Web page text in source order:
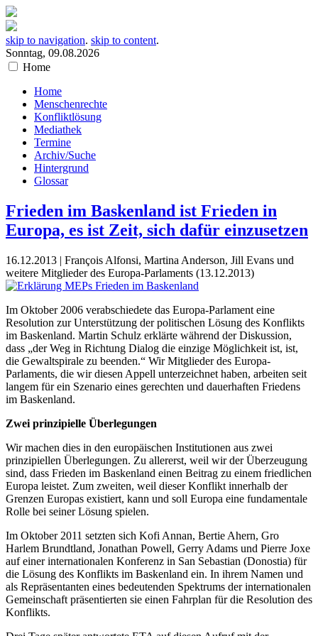
skip to navigation. skip to content.
Sonntag, 09.08.2026
Home
Home
Menschenrechte
Konfliktlösung
Mediathek
Termine
Archiv/Suche
Hintergrund
Glossar
Frieden im Baskenland ist Frieden in
Europa, es ist Zeit, sich dafür einzusetzen
16.12.2013 | François Alfonsi, Martina Anderson, Jill Evans und
weitere Mitglieder des Europa-Parlaments (13.12.2013)
Im Oktober 2006 verabschiedete das Europa-Parlament eine
Resolution zur Unterstützung der politischen Lösung des Konflikts
im Baskenland. Martin Schulz erklärte während der Diskussion,
dass „der Weg in Richtung Dialog die einzige Möglichkeit ist, ist,
die Gewaltspirale zu beenden.“ Wir Mitglieder des Europa-
Parlaments, die wir diesen Appell unterzeichnet haben, arbeiten seit
langem für ein Szenario eines gerechten und dauerhaften Friedens
im Baskenland.
Zwei prinzipielle Überlegungen
Wir machen dies in den europäischen Institutionen aus zwei
prinzipiellen Überlegungen. Zu allererst, weil wir der Überzeugung
sind, dass Frieden im Baskenland einen Beitrag zu einem friedlichen
Europa leistet. Zum zweiten, weil dieser Konflikt innerhalb der
Grenzen Europas existiert, kann und soll Europa eine fundamentale
Rolle bei seiner Lösung spielen.
Im Oktober 2011 setzten sich Kofi Annan, Bertie Ahern, Gro
Harlem Brundtland, Jonathan Powell, Gerry Adams und Pierre Joxe
auf einer internationalen Konferenz in San Sebastian (Donostia) für
die Lösung des Konflikts im Baskenland ein. In ihrem Namen und
als Repräsentanten eines bedeutenden Spektrums der internationalen
Gemeinschaft präsentierten sie einen Fahrplan für die Resolution des
Konflikts.